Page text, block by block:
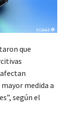
que
medida a
según el